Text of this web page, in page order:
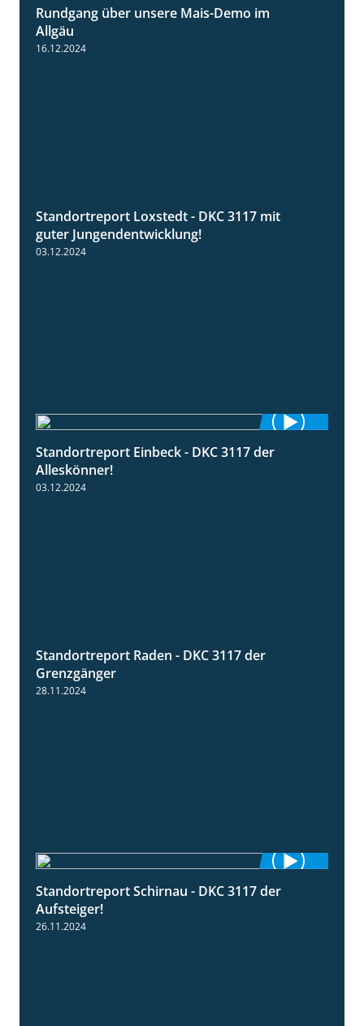
Rundgang über unsere Mais-Demo im
Allgäu
16.12.2024
1:10
Standortreport Loxstedt - DKC 3117 mit
guter Jungendentwicklung!
03.12.2024
Standortreport Einbeck - DKC 3117 der
Alleskönner!
03.12.2024
Standortreport Raden - DKC 3117 der
Grenzgänger
3:00
Standortreport Schirnau - DKC 3117 der
Aufsteiger!
26.11.2024